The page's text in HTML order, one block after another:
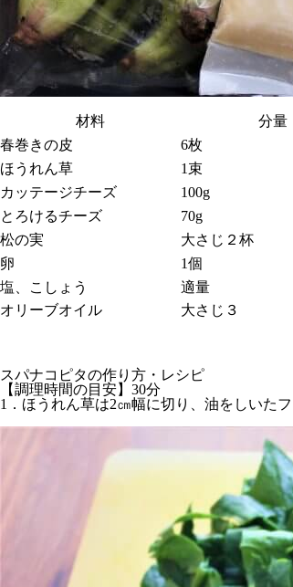
材料
分量
春巻きの皮
6枚
ほうれん草
1束
カッテージチーズ
100g
とろけるチーズ
70g
松の実
大さじ２杯
卵
1個
塩、こしょう
適量
オリーブオイル
大さじ３
スパナコピタの作り方・レシピ
【調理時間の目安】30分
1．ほうれん草は2㎝幅に切り、油をしいた